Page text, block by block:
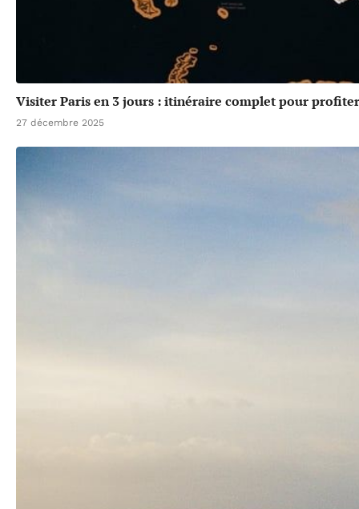
Visiter Paris en 3 jours : itinéraire complet pour
27 décembre 2025